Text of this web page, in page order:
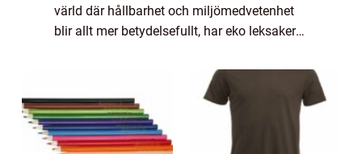
värld där hållbarhet och miljömedvetenhet
blir allt mer betydelsefullt, har eko leksaker
och barn. I denna artikel kommer...